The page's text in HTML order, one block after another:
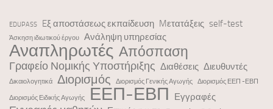
EDUPASS Eξ αποστάσεως εκπαίδευση Mετατάξεις self-test
Άσκηση ιδιωτικού έργου Ανάληψη υπηρεσίας
Αναπληρωτές Απόσπαση
Γραφείο Νομικής Υποστήριξης Διαθέσεις Διευθυντές
Δικαιολογητικά Διορισμός Διορισμός Γενικής Αγωγής Διορισμός ΕΕΠ -ΕΒΠ
Διορισμός Ειδικής Αγωγής ΕΕΠ-ΕΒΠ Εγγραφές